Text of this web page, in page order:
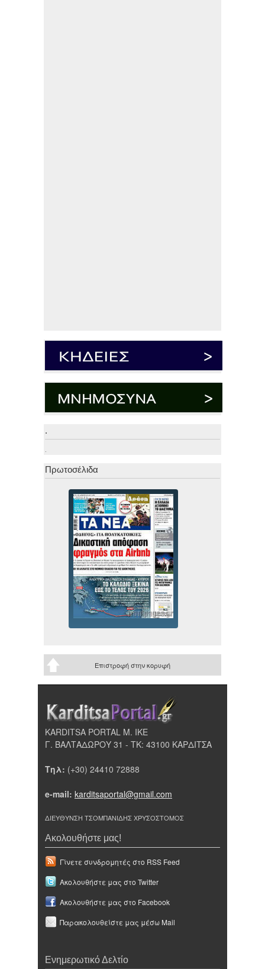
.
.
Πρωτοσέλιδα
Επιστροφή στην κορυφή
KARDITSA PORTAL Μ. ΙΚΕ
Γ. ΒΑΛΤΑΔΩΡΟΥ 31 - ΤΚ: 43100 ΚΑΡΔΙΤΣΑ
Τηλ: (+30) 24410 72888
e-mail: karditsaportal@gmail.com
ΔΙΕΥΘΥΝΣΗ ΤΣΟΜΠΑΝΙΔΗΣ ΧΡΥΣΟΣΤΟΜΟΣ
Ακολουθήστε μας!
Γίνετε συνδρομητές στο RSS Feed
Ακολουθήστε μας στο Twitter
Ακολουθήστε μας στο Facebook
Παρακολουθείστε μας μέσω Mail
Ενημερωτικό Δελτίο